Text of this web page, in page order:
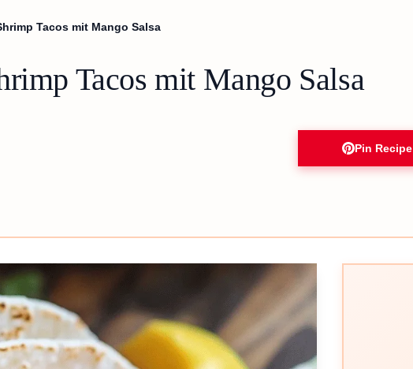
Tacos mit Mango Salsa
Tacos mit Mango Salsa
Pin Recipe